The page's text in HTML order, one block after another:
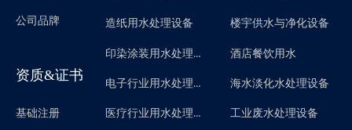
公司品牌
资质&证书
基础注册
造纸用水处理设备
印染涂装用水处理设备
电子行业用水处理设备
医疗行业用水处理设备
楼宇供水与净化设备
酒店餐饮用水
海水淡化水处理设备
工业废水处理设备